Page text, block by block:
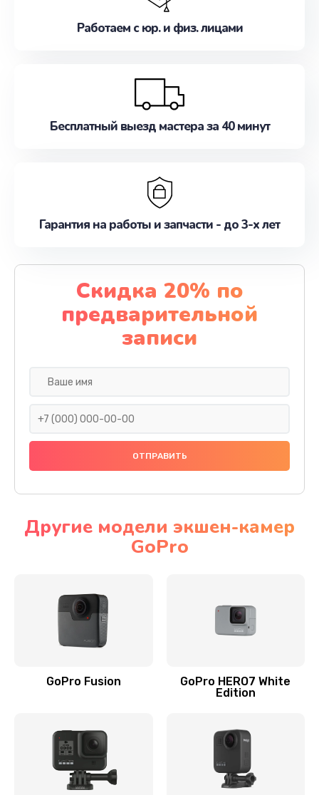
Работаем с юр. и физ. лицами
Бесплатный выезд мастера за 40 минут
Гарантия на работы и запчасти - до 3-х лет
Скидка 20% по
предварительной
записи
Другие модели экшен-камер
GoPro
GoPro Fusion
GoPro HERO7 White
Edition